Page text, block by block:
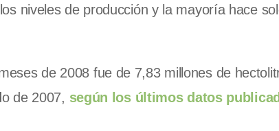
niveles de producción y la mayoría hace
de 2008 fue de 7,83 millones de
de 2007, según los últimos datos